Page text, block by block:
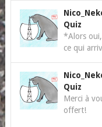
Quiz
*Alors
ce qui
Quiz
Merci à
offert!